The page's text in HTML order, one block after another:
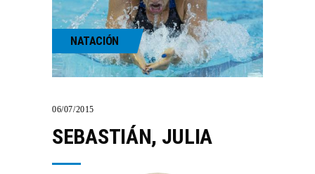
NATACIÓN
06/07/2015
SEBASTIÁN, JULIA